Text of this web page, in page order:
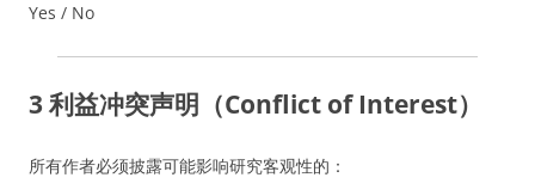
Yes / No
3 利益冲突声明（Conflict of Interest）
所有作者必须披露可能影响研究客观性的：